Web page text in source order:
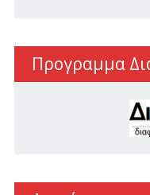
Προγραμμα